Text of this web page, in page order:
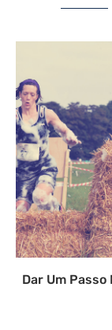
Dar Um Passo